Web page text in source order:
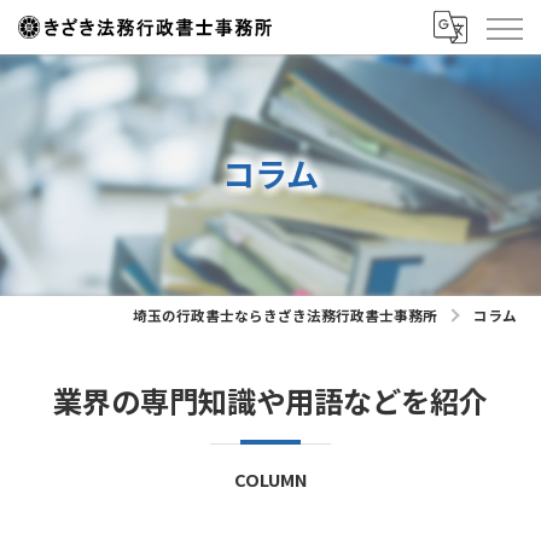
コラム
埼玉の行政書士ならきざき法務行政書士事務所 コラム
業界の専門知識や用語などを紹介
COLUMN